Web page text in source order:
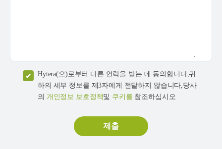
Hytera(으)로부터 다른 연락을 받는 데 동의합니다,귀
하의 세부 정보를 제3자에게 전달하지 않습니다,당사
의 개인정보 보호정책및 쿠키를 참조하십시오